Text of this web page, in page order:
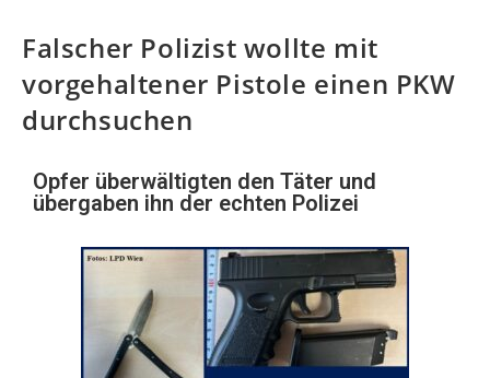
Falscher Polizist wollte mit
vorgehaltener Pistole einen PKW
durchsuchen
Opfer überwältigten den Täter und
übergaben ihn der echten Polizei